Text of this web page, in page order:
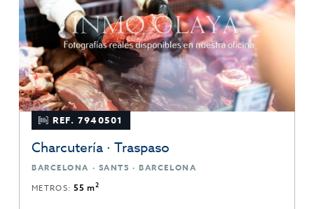
REF. 7940501
Charcutería · Traspaso
BARCELONA · SANTS · BARCELONA
METROS:55 m2